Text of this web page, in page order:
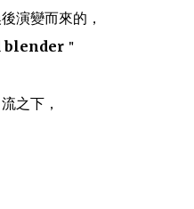
演變而來的，
blender ＂
之下，